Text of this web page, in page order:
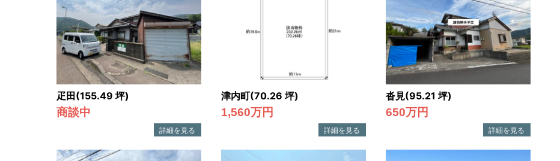
疋田(155.49 坪)
商談中
津内町(70.26 坪)
1,560万円
沓見(95.21 坪)
650万円